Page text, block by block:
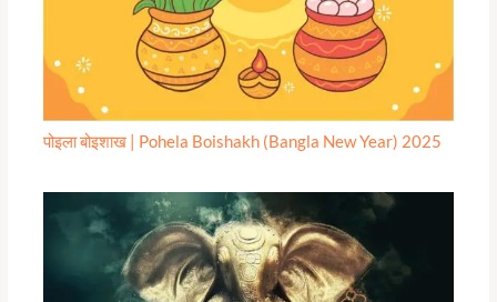
पोइला बोइशाख | Pohela Boishakh (Bangla New Year) 2025